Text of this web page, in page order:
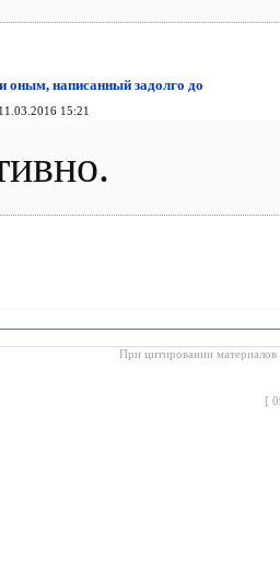
оным, написанный задолго до
11.03.2016 15:21
При цитировании материалов
[